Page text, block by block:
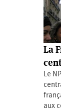
La
Le
aux